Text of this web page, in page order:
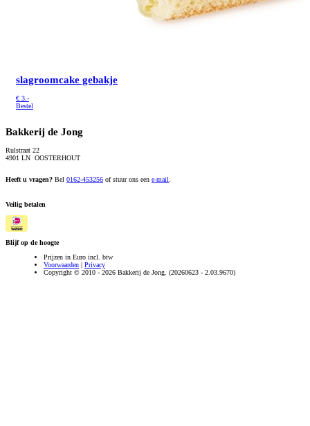
slagroomcake gebakje
€ 3.-
Bestel
Bakkerij de Jong
Rulstraat 22
4901 LN OOSTERHOUT
Heeft u vragen? Bel 0162-453256 of stuur ons een e-mail.
Veilig betalen
Blijf op de hoogte
Prijzen in Euro incl. btw
Voorwaarden | Privacy
Copyright © 2010 - 2026 Bakkerij de Jong. (20260623 - 2.03.9670)